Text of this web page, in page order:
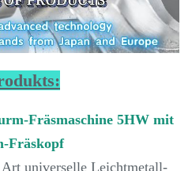
Fräsmaschine 5HW mit
Fräskopf
universelle Leichtmetall-